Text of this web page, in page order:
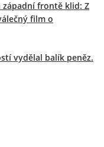
západní frontě klid: Z
film o
vydělal balík peněz.